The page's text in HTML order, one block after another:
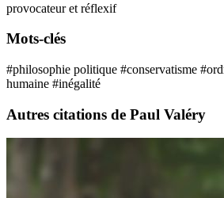
provocateur et réflexif
Mots-clés
#philosophie politique #conservatisme
humaine #inégalité
Autres citations de Paul Valéry